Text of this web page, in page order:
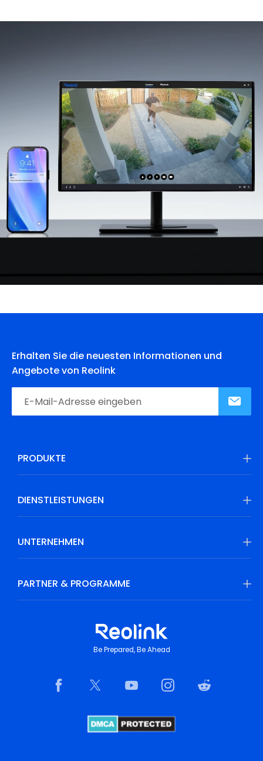
Erhalten Sie die neuesten Informationen und
Angebote von Reolink
PRODUKTE
DIENSTLEISTUNGEN
UNTERNEHMEN
PARTNER & PROGRAMME
Be Prepared, Be Ahead